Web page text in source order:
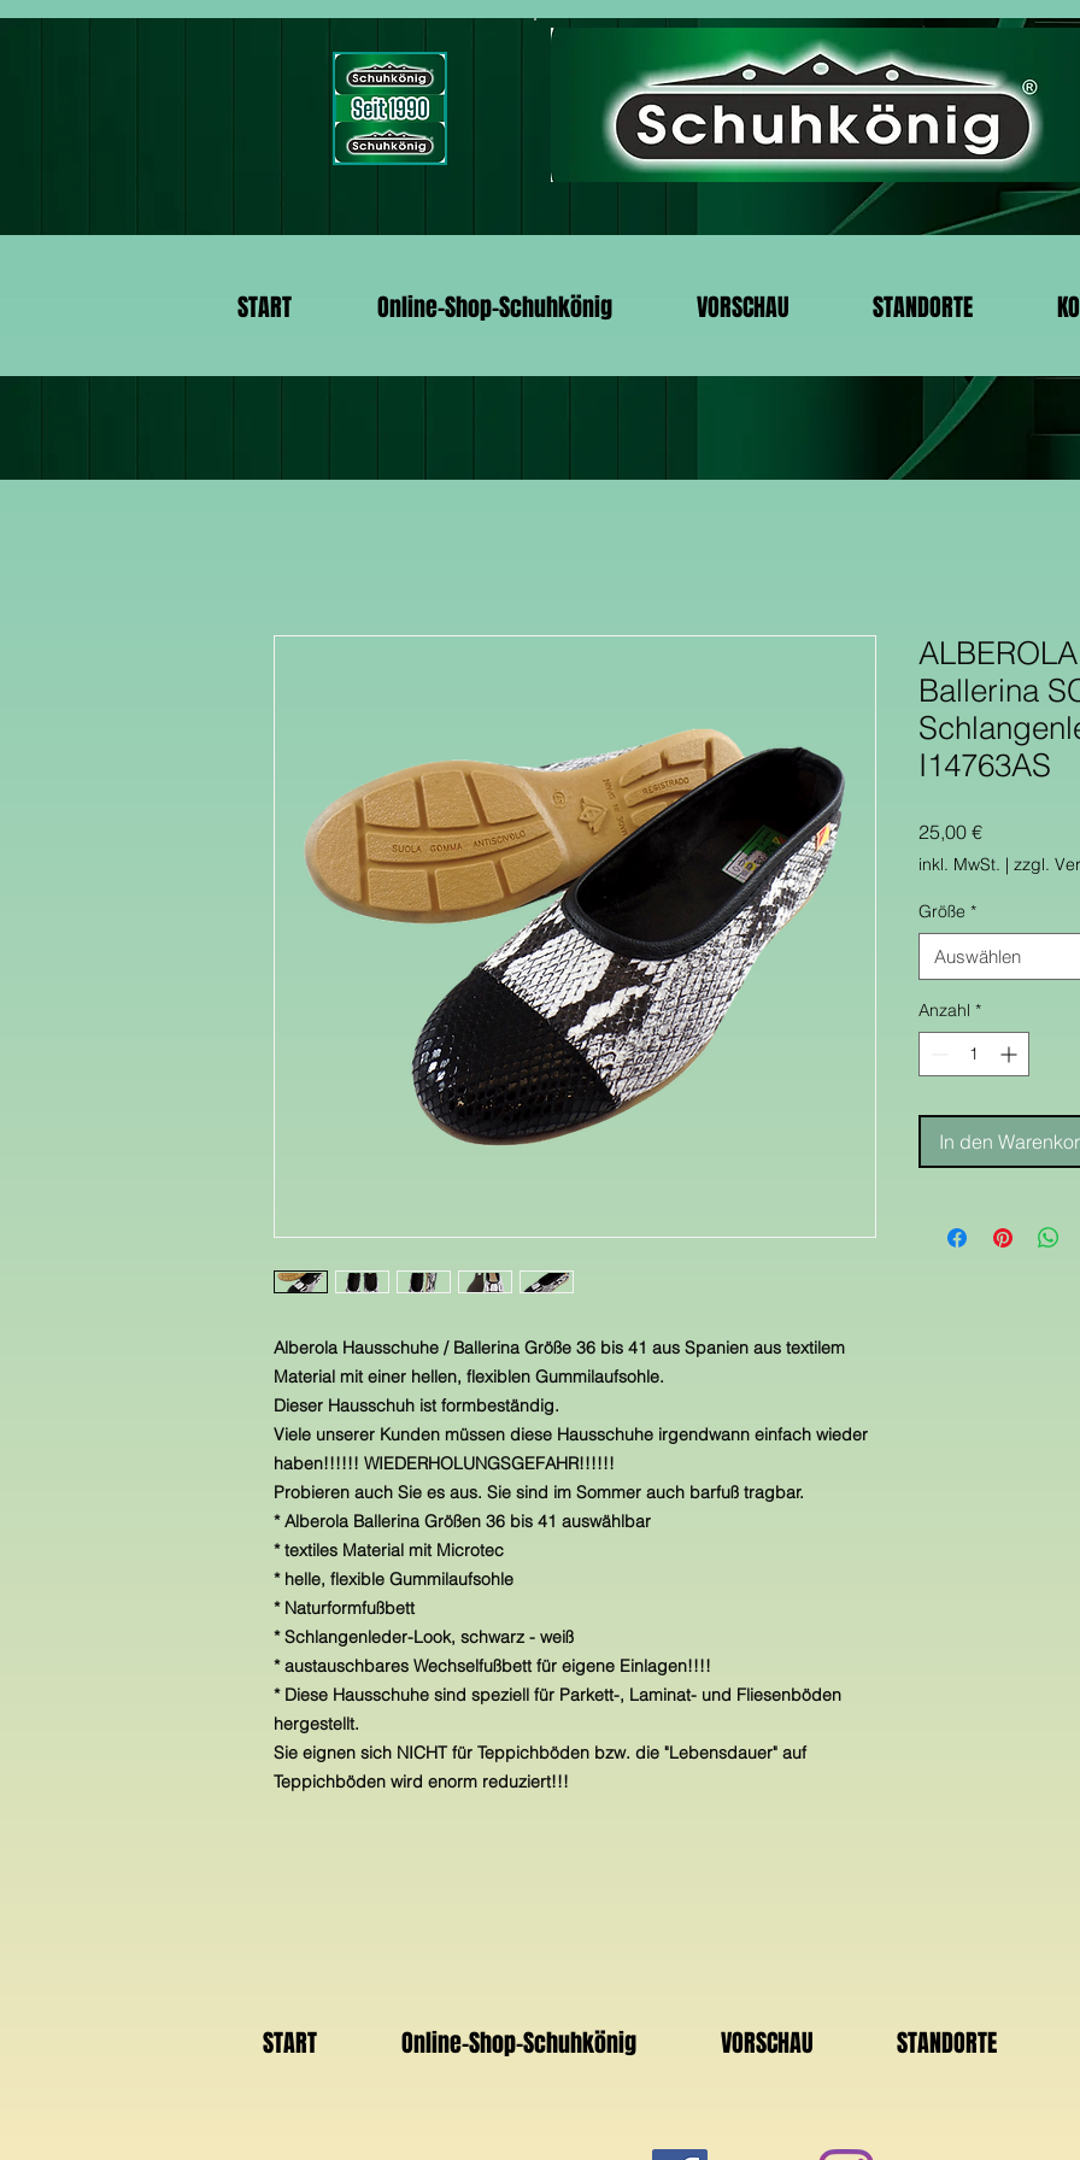
START Online-Shop-Schuhkönig VORSCHAU STANDORTE
Alberola Hausschuhe / Ballerina Größe 36 bis 41 aus Spanien aus textilem
Material mit einer hellen, flexiblen Gummilaufsohle.
Dieser Hausschuh ist formbeständig.
Viele unserer Kunden müssen diese Hausschuhe irgendwann einfach wieder
haben!!!!!! WIEDERHOLUNGSGEFAHR!!!!!!
Probieren auch Sie es aus. Sie sind im Sommer auch barfuß tragbar.
* Alberola Ballerina Größen 36 bis 41 auswählbar
* textiles Material mit Microtec
* helle, flexible Gummilaufsohle
* Naturformfußbett
* Schlangenleder-Look, schwarz - weiß
* austauschbares Wechselfußbett für eigene Einlagen!!!!
* Diese Hausschuhe sind speziell für Parkett-, Laminat- und Fliesenböden
hergestellt.
Sie eignen sich NICHT für Teppichböden bzw. die "Lebensdauer" auf
Teppichböden wird enorm reduziert!!!
Ballerina
I14763AS
25,00 €Preis
inkl. MwSt. | zzgl.
Größe *
Auswählen
Anzahl *
In den
START Online-Shop-Schuhkönig VORSCHAU STANDORTE